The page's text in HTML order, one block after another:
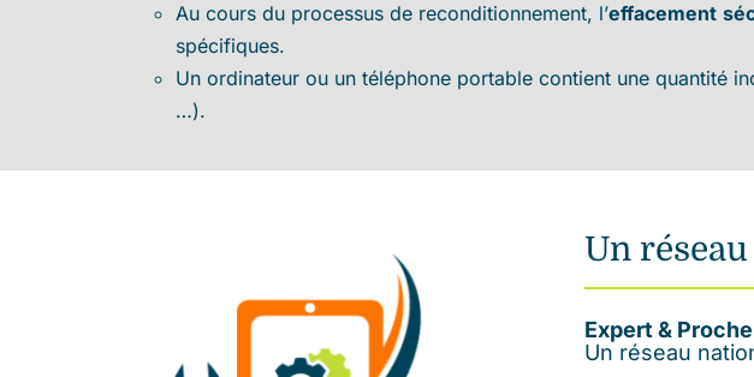
Au cours du processus de reconditionnement, l’effacement
spécifiques.
Un ordinateur ou un téléphone portable contient une quantité
…).
Un
Expert &
Un réseau